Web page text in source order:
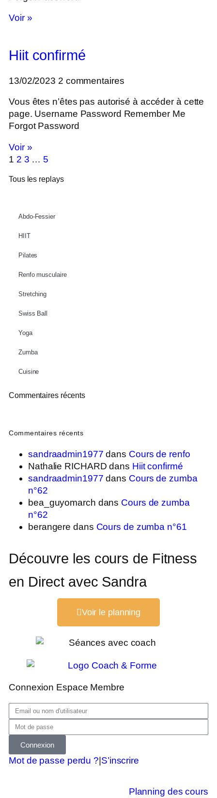
Voir »
Hiit confirmé
13/02/2023 2 commentaires
Vous êtes n’êtes pas autorisé à accéder à cette
page. Username Password Remember Me
Forgot Password
Voir »
1 2 3 … 5
Tous les replays
Abdo-Fessier
HIIT
Pilates
Renfo musculaire
Stretching
Swiss Ball
Yoga
Zumba
Cuisine
Commentaires récents
Commentaires récents
sandraadmin1977 dans Cours de renfo
Nathalie RICHARD dans Hiit confirmé
sandraadmin1977 dans Cours de zumba
n°62
bea_guyomarch dans Cours de zumba
n°62
berangere dans Cours de zumba n°61
Découvre les cours de Fitness
en Direct avec Sandra
Voir le planning
Connexion Espace Membre
Connexion
Mot de passe perdu ? S’inscrire
Planning des cours